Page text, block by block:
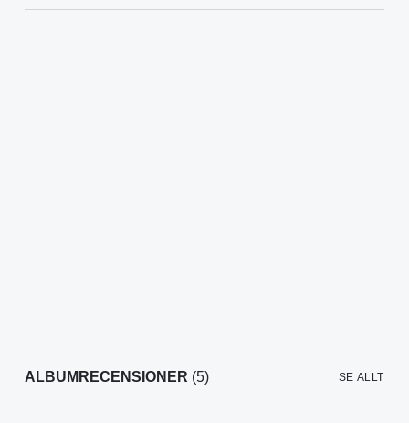
ALBUMRECENSIONER (5) SE ALLT